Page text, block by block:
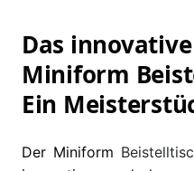
Das
Miniform
Ein
Der Miniform